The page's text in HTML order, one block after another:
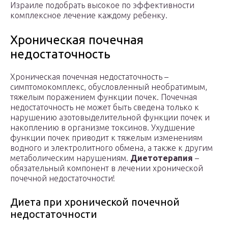
Израиле подобрать высокое по эффективности
комплексное лечение каждому ребенку.
Хроническая почечная
недостаточность
Хроническая почечная недостаточность –
симптомокомплекс, обусловленный необратимым,
тяжелым поражением функции почек. Почечная
недостаточность не может быть сведена только к
нарушению азотовыделительной функции почек и
накоплению в организме токсинов. Ухудшение
функции почек приводит к тяжелым изменениям
водного и электролитного обмена, а также к другим
метаболическим нарушениям. Диетотерапия –
обязательный компонент в лечении хронической
почечной недостаточности!
Диета при хронической почечной
недостаточности